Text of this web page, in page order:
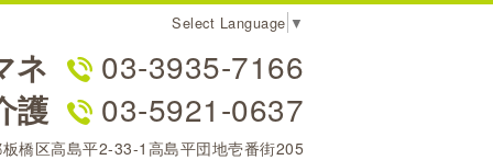
Select Language ▼
ネ 03-3935-7166
護 03-5921-0637
橋区高島平2-33-1高島平団地壱番街205